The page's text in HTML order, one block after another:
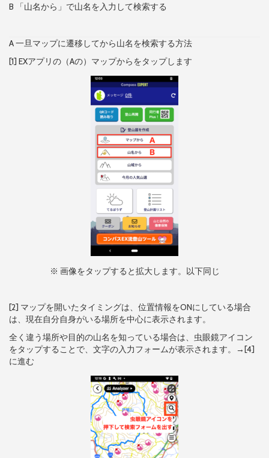
B 「山名から」で山名を入力して検索する
A 一旦マップに遷移してから山名を検索する方法
[1] EXアプリの（Aの）マップからをタップします
※ 画像をタップすると拡大します。以下同じ
[2] マップを開いたタイミングは、位置情報をONにしている場合
は、現在自分自身がいる場所を中心に表示されます。
全く違う場所や目的の山名を知っている場合は、虫眼鏡アイコン
をタップすることで、文字の入力フォームが表示されます。→[4]
に進む